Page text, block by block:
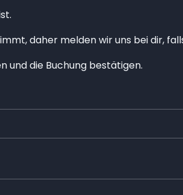
daher melden wir uns bei dir,
und die Buchung bestätigen.